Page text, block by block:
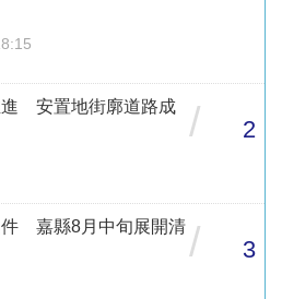
進 安置地街廓道路成
/ 2
件 嘉縣8月中旬展開清 / 3